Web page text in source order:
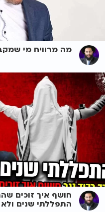
מה מרוויח מי
חושף איך זוכים
התפללתי שנים